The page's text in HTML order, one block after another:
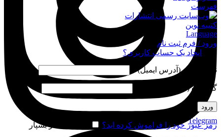
Telegram
فهرست
Language
ورود / فرم ثبت نام
ورود
ایجاد یک حساب کاربری؟
نام کاربری (آدرس ایمیل)
گذرواژه (شماره موبایل)
ورود
رمز عبور خود را فراموش کرده اید؟ مرا به خاطر بسپار